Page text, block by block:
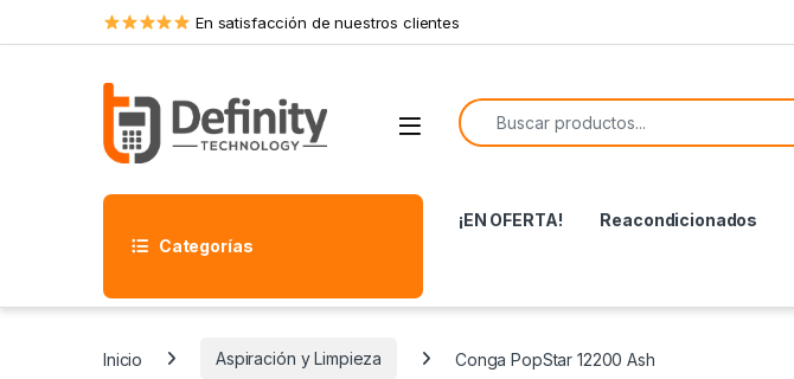
Skip to navigation
Skip to content En satisfacción de nuestros clientes
Open
Search for:
Categorías
¡EN OFERTA! Reacondicionados
Inicio Aspiración y Limpieza Conga PopStar 12200 Ash